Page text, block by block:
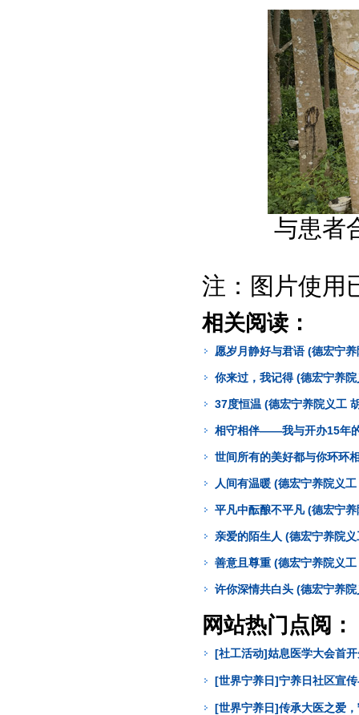
与患者
注：图片使用
相关阅读：
愿岁月静好与君语 (德宏宁
你来过，我记得 (德宏宁养
37度恒温 (德宏宁养院义工
相守相伴——我与开办15年
世间所有的美好都与你环环
人间有温暖 (德宏宁养院义
平凡中酝酿不平凡 (德宏宁
亲爱的陌生人 (德宏宁养院
善意且尊重 (德宏宁养院义
许你深情共白头 (德宏宁养
网站热门点阅：
[社工活动]姑息医学大会首
[世界宁养日]宁养日社区宣
[世界宁养日]传承大医之爱